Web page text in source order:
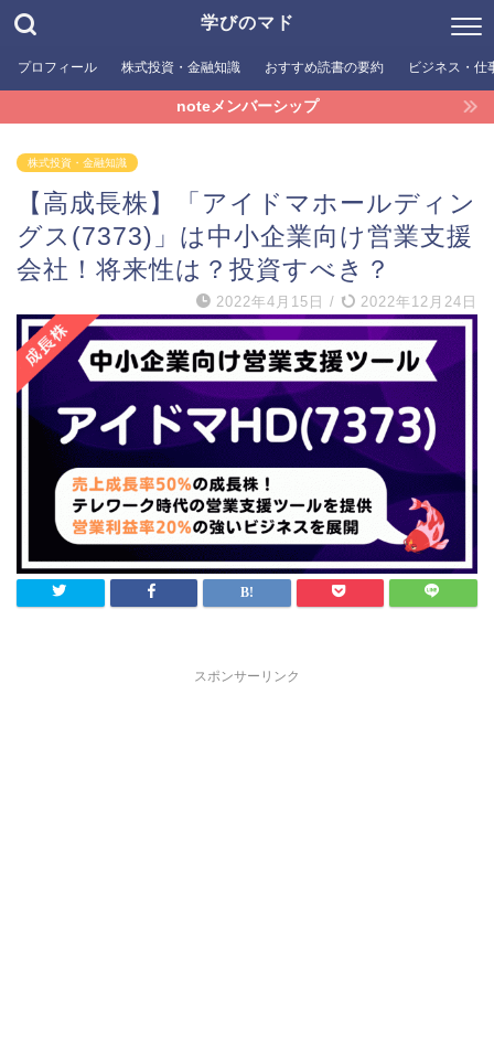
学びのマド
プロフィール 株式投資・金融知識 おすすめ読書の要約 ビジネス・仕
noteメンバーシップ
株式投資・金融知識
【高成長株】「アイドマホールディン
グス(7373)」は中小企業向け営業支援
会社！将来性は？投資すべき？
2022年4月15日 / 2022年12月24日
スポンサーリンク